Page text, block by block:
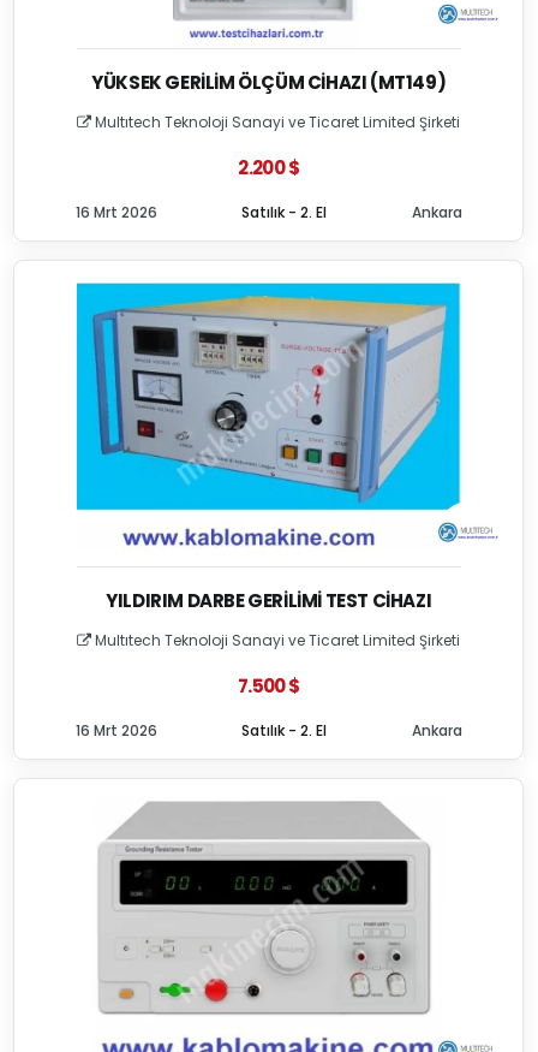
YÜKSEK GERILIM ÖLÇÜM CIHAZI (MT149)
Multıtech Teknoloji Sanayi ve Ticaret Limited Şirketi
2.200 $
Satılık - 2. El
16 Mrt 2026 Ankara
YILDIRIM DARBE GERILIMI TEST CIHAZI
Multıtech Teknoloji Sanayi ve Ticaret Limited Şirketi
7.500 $
Satılık - 2. El
16 Mrt 2026 Ankara